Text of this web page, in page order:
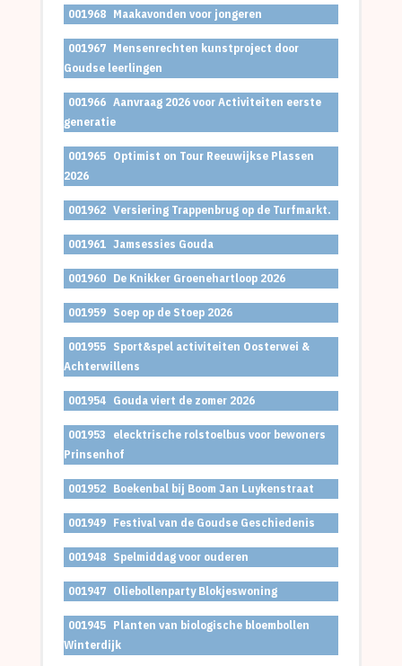
001968 Maakavonden voor jongeren
001967 Mensenrechten kunstproject door
Goudse leerlingen
001966 Aanvraag 2026 voor Activiteiten eerste
generatie
001965 Optimist on Tour Reeuwijkse Plassen
2026
001962 Versiering Trappenbrug op de Turfmarkt.
001961 Jamsessies Gouda
001960 De Knikker Groenehartloop 2026
001959 Soep op de Stoep 2026
001955 Sport&spel activiteiten Oosterwei &
Achterwillens
001954 Gouda viert de zomer 2026
001953 elecktrische rolstoelbus voor bewoners
Prinsenhof
001952 Boekenbal bij Boom Jan Luykenstraat
001949 Festival van de Goudse Geschiedenis
001948 Spelmiddag voor ouderen
001947 Oliebollenparty Blokjeswoning
001945 Planten van biologische bloembollen
Winterdijk